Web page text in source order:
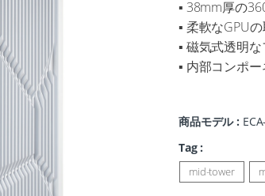
▪ 38mm厚の
▪ 柔軟なGPU
▪ 磁気式透明
▪ 内部コンポ
商品モデル :
Tag :
mid-tower